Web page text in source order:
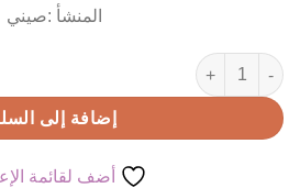
المنشأ :صيني
كمية كاسة ماء مبزرة طويلة
إضافة إلى
أضف لقائمة